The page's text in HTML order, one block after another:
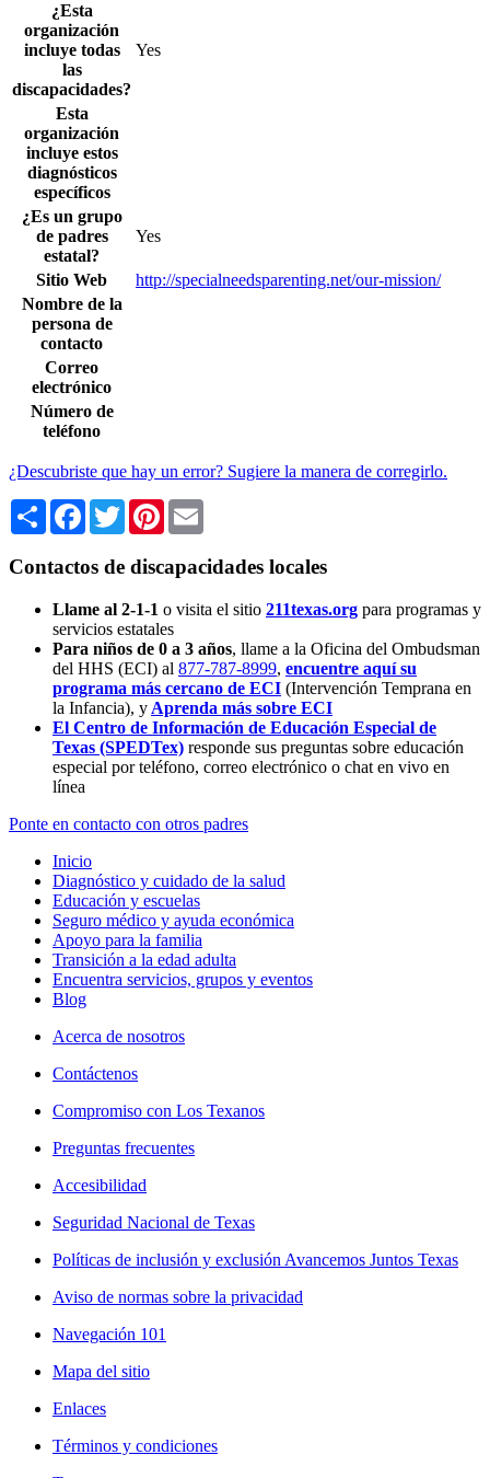
¿Esta
organización
incluye todas
las
discapacidades?
Yes
Esta
organización
incluye estos
diagnósticos
específicos
¿Es un grupo
de padres
estatal?
Yes
Sitio Web
http://specialneedsparenting.net/our-mission/
Nombre de la
persona de
contacto
Correo
electrónico
Número de
teléfono
¿Descubriste que hay un error? Sugiere la manera de corregirlo.
Share Facebook
TwitterPinterest
Contactos de discapacidades locales
Llame al 2-1-1 o visita el sitio 211texas.org para programas y
servicios estatales
Para niños de 0 a 3 años, llame a la Oficina del Ombudsman
del HHS (ECI) al 877-787-8999, encuentre aquí su
programa más cercano de ECI (Intervención Temprana en
la Infancia), y Aprenda más sobre ECI
El Centro de Información de Educación Especial de
Texas (SPEDTex) responde sus preguntas sobre educación
especial por teléfono, correo electrónico o chat en vivo en
línea
Ponte en contacto con otros padres
Inicio
Diagnóstico y cuidado de la salud
Educación y escuelas
Seguro médico y ayuda económica
Apoyo para la familia
Transición a la edad adulta
Encuentra servicios, grupos y eventos
Blog
Acerca de nosotros
Contáctenos
Compromiso con Los Texanos
Preguntas frecuentes
Accesibilidad
Seguridad Nacional de Texas
Políticas de inclusión y exclusión Avancemos Juntos Texas
Aviso de normas sobre la privacidad
Navegación 101
Mapa del sitio
Enlaces
Términos y condiciones